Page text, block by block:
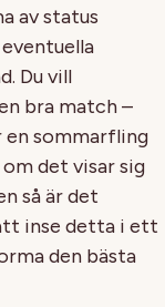
av status
Du vill
bra match –
sommarfling
det visar sig
så är det
inse detta i ett
den bästa